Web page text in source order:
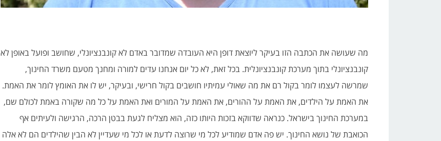
מה שעושה את הכתבה הזו בעיקר ליוצאת דופן היא העובדה שמדובר באדם לא קונבנציונלי, שחושב ופועל באופן לא
קונבנציונלי בתוך מערכת קונבנציונלית. בכל זאת, לא כל יום אנחנו עדים למורה ומחנך מטעם משרד החינוך,
שמרשה לעצמו לומר בקול רם את מה שאולי עמיתיו חושבים בקול חרישי, ובעיקר, יש לו את האומץ לומר את האמת.
את האמת על הילדים, את האמת על ההורים, את האמת על המורים ואת האמת על כל מה שקורה באמת לכולם שם,
במערכת החינוך בישראל. כנראה שדווקא בזכות היותו כזה, הוא מצליח לגעת בבטן הרכה, הרגישה ולעיתים אף
הכואבת של נושא החינוך. יש פה אדם שמודיע לכל מי שרוצה לדעת או לכל מי שעדיין לא הבין שהילדים הם לא אלה